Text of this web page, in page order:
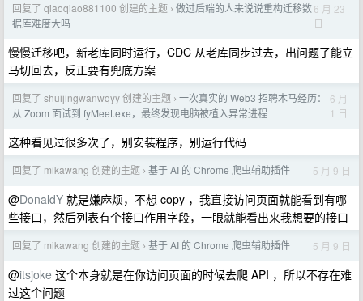
回复了 qiaoqiao881100 创建的主题 › 做过后端的人来说说重构迁移数
据库难度大吗
6 月 23
日
慢慢迁移吧，新老库同时运行，CDC 从老库同步过去，出问题了能立
马切回去，反正要有兜底方案
回复了 shuijingwanwqyy 创建的主题 › 一次真实的 Web3 招聘木马经历：
从 Zoom 面试到 fyMeet.exe，最终发现电脑被植入异常进程
6 月
1 日
这种看见过很多次了，别安装程序，别运行代码
回复了 mikawang 创建的主题 › 基于 AI 的 Chrome 爬虫辅助插件 5 月 9 日
@DonaldY 就是嫌麻烦，不想 copy ，我直接访问页面就能看到有哪
些接口，然后列表有个接口作用字段，一眼就能看出来我想要的接口
回复了 mikawang 创建的主题 › 基于 AI 的 Chrome 爬虫辅助插件 5 月 9 日
@itsjoke 这个本身就是在你访问页面的时候去爬 API ，所以不存在难
过这个问题